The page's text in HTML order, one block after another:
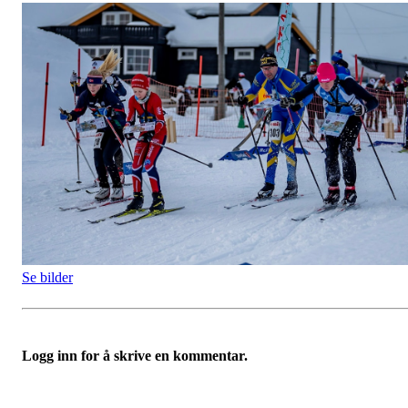
Se bilder
Logg inn for å skrive en kommentar.